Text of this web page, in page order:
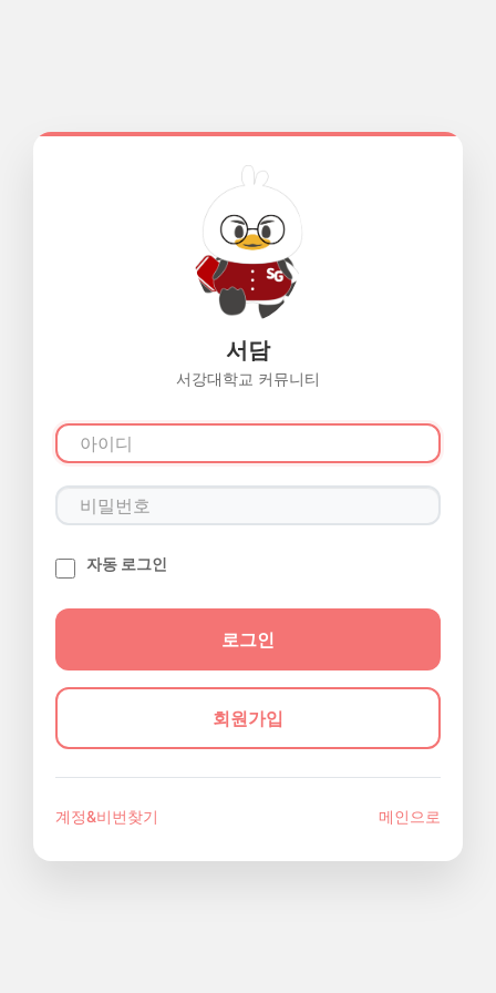
서담
서강대학교 커뮤니티
자동 로그인
회원가입
계정&비번찾기 메인으로